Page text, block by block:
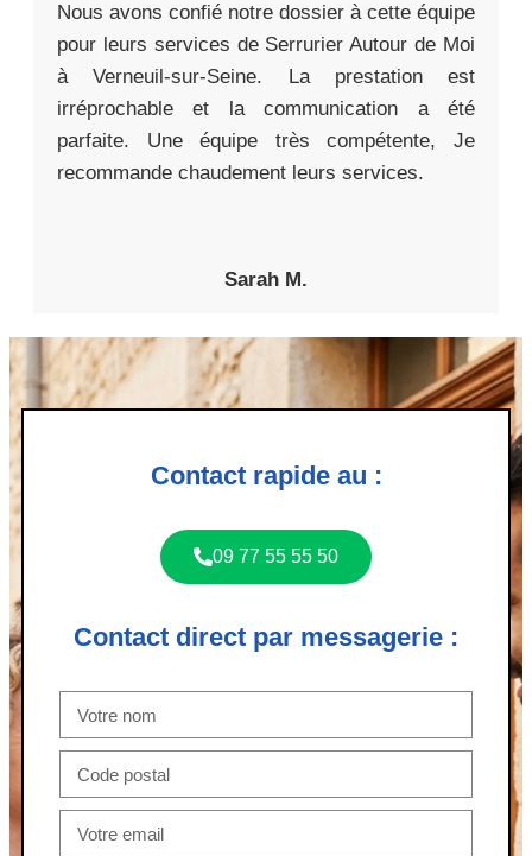
Nous avons confié notre dossier à cette équipe
pour leurs services de Serrurier Autour de Moi
à Verneuil-sur-Seine. La prestation est
irréprochable et la communication a été
parfaite. Une équipe très compétente, Je
recommande chaudement leurs services.
Sarah M.
Contact rapide au :
09 77 55 55 50
Contact direct par messagerie :